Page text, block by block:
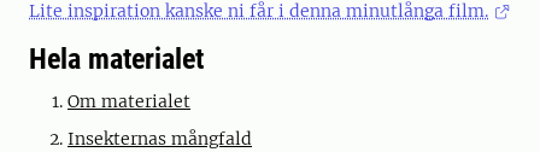
Lite inspiration kanske ni får i denna minutlånga film.
Hela materialet
Om materialet
Insekternas mångfald